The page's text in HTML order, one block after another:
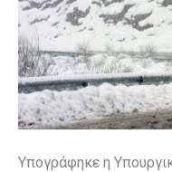
Υπογράφηκε η